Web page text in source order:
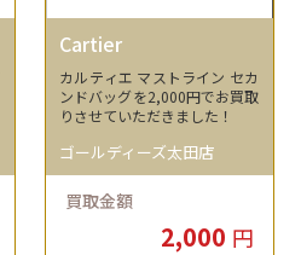
Cartier
カルティエ マストライン セカ
ンドバッグを2,000円でお買取
りさせていただきました！
ゴールディーズ太田店
買取金額
2,000 円